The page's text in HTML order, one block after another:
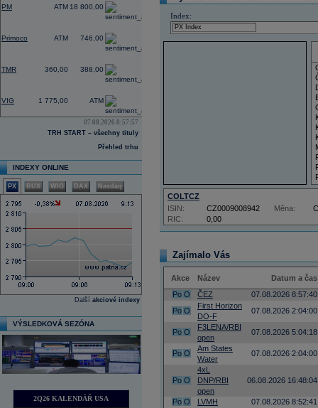
PM ATM 18 800,00
Primoco ATM 746,00
TMR 360,00 388,00
VIG 1 775,00 ATM
07.08.2026 8:57:57
TRH START – všechny tituly
Přehled trhu
INDEXY ONLINE
PX BUX WIG DAX Nasdaq
Další akciové indexy
VÝSLEDKOVÁ SEZÓNA
2Q26 KALENDÁŘ USA
Index:
COLTCZ
RIC: 0,00
ISIN: CZ0009008942 Měna:
Zajímalo Vás
Akce Název
Datum a čas
Po O ČEZ
07.08.2026 8:57:40
Po O
First Horizon
DO-F
07.08.2026 2:04:00
Po O
F3LENA/RBI
open
07.08.2026 5:04:18
Po O
Am States
Water
07.08.2026 2:04:00
Po O
4xL
DNP/RBI
open
06.08.2026 16:48:04
Po O LVMH
07.08.2026 8:52:41